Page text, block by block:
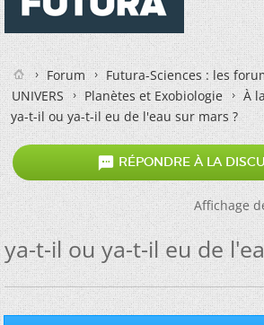
Forum
Futura-Sciences : les
UNIVERS
Planètes et Exobiologie
À
ya-t-il ou ya-t-il eu de l'eau sur mars ?
 RÉPONDRE À LA
Affichage
ya-t-il ou ya-t-il eu de